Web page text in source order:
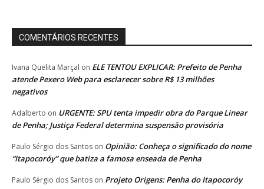
COMENTÁRIOS RECENTES
Ivana Quelita Marçal on ELE TENTOU EXPLICAR: Prefeito de Penha
atende Pexero Web para esclarecer sobre R$ 13 milhões
negativos
Adalberto on URGENTE: SPU tenta impedir obra do Parque Linear
de Penha; Justiça Federal determina suspensão provisória
Paulo Sérgio dos Santos on Opinião: Conheça o significado do nome
“Itapocoróy” que batiza a famosa enseada de Penha
Paulo Sérgio dos Santos on Projeto Origens: Penha do Itapocoróy